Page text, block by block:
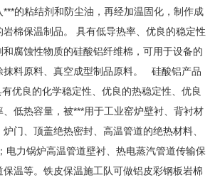
的粘结剂和防尘油，再经加温固化，制作成
棉保温制品。 具有低导热率、优良的稳定性
腐蚀性物质的硅酸铝纤维棉，可用于设备的
抹料原料、真空成型制品原料。 硅酸铝产品
良的化学稳定性、优良的热稳定性、优良
低热容量，被***用于工业窑炉壁衬、背衬材
门、顶盖绝热密封、高温管道的绝热材料、
电力锅炉高温管道壁衬、热电蒸汽管道传输保
温等。铁皮保温施工队可做铝皮彩钢板岩棉